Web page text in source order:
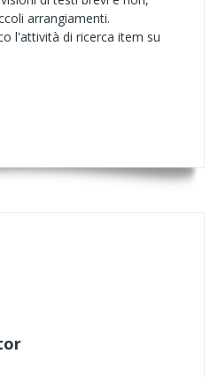
arrangiamenti.
l'attività di ricerca item su